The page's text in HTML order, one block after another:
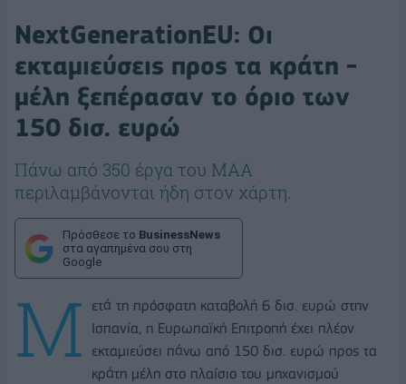
NextGenerationEU: Οι
εκταμιεύσεις προς τα κράτη -
μέλη ξεπέρασαν το όριο των
150 δισ. ευρώ
Πάνω από 350 έργα του ΜΑΑ
περιλαμβάνονται ήδη στον χάρτη.
Πρόσθεσε το BusinessNews
στα αγαπημένα σου στη
Google
Μ
ετά τη πρόσφατη καταβολή 6 δισ. ευρώ στην
Ισπανία, η Ευρωπαϊκή Επιτροπή έχει πλέον
εκταμιεύσει πάνω από 150 δισ. ευρώ προς τα
κράτη μέλη στο πλαίσιο του μηχανισμού